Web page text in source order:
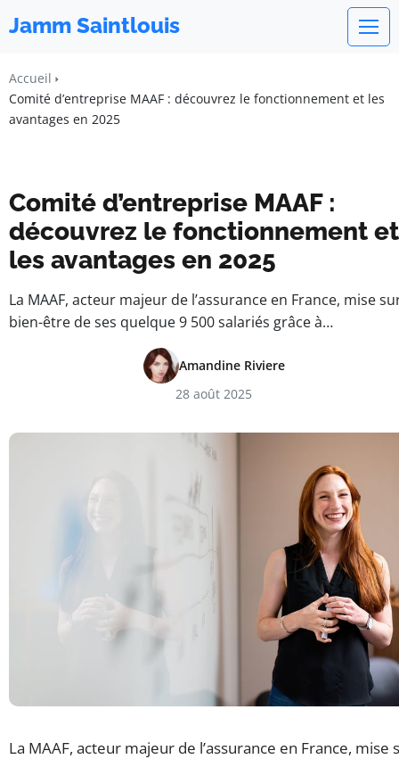
Jamm Saintlouis
Accueil
Comité d’entreprise MAAF : découvrez le fonctionnement et les
avantages en 2025
Comité d’entreprise MAAF :
découvrez le fonctionnement et
les avantages en 2025
La MAAF, acteur majeur de l’assurance en France, mise
bien-être de ses quelque 9 500 salariés grâce à…
Amandine Riviere
28 août 2025
La MAAF, acteur majeur de l’assurance en France, mise